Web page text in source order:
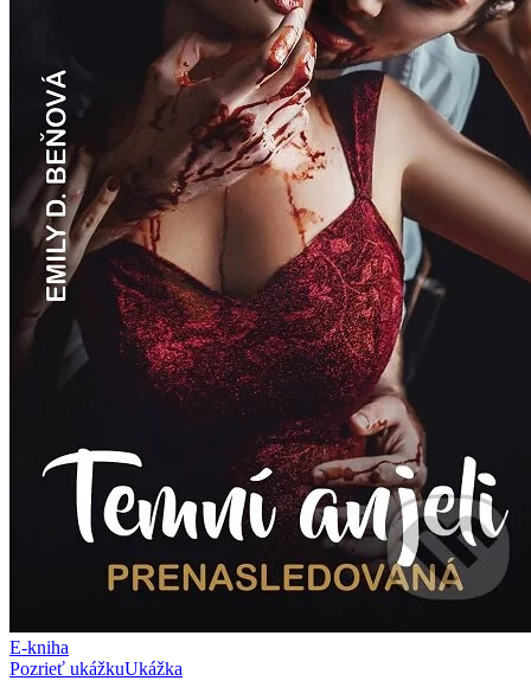
E-kniha
Pozrieť ukážkuUkážka